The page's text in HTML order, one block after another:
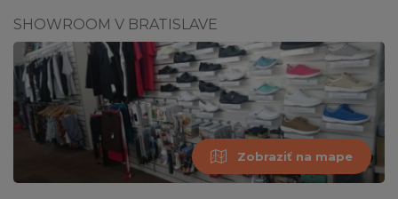
SHOWROOM V BRATISLAVE
Zobraziť na mape